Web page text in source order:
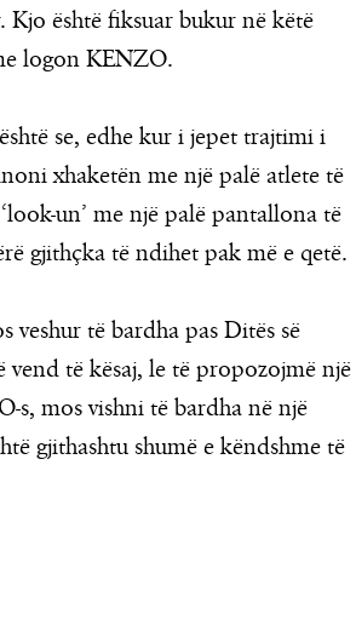
është fiksuar bukur në këtë
logon KENZO.
se, edhe kur i jepet trajtimi i
xhaketën me një palë atlete të
un’ me një palë pantallona të
gjithçka të ndihet pak më e qetë.
veshur të bardha pas Ditës së
vend të kësaj, le të propozojmë një
s, mos vishni të bardha në një
gjithashtu shumë e këndshme të